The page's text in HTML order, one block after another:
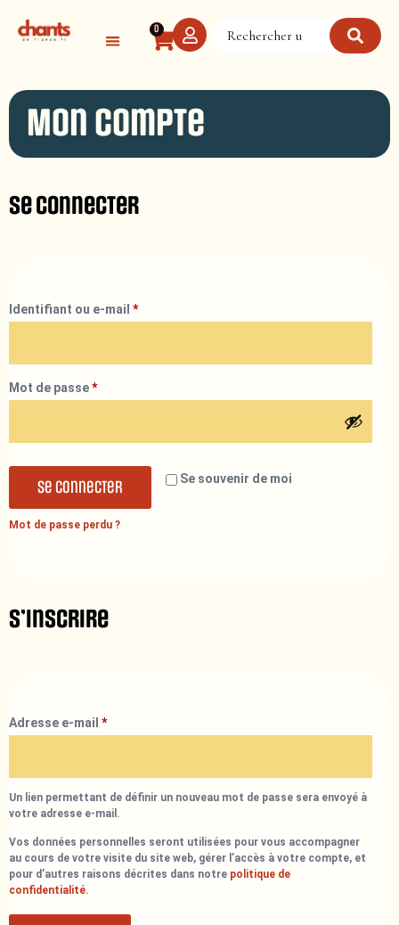
0
Mon compte
Se connecter
Identifiant ou e-mail *
Mot de passe*
Se souvenir de moi
Se connecter
Mot de passe perdu ?
S’inscrire
Adresse e-mail *
Un lien permettant de définir un nouveau mot de passe sera envoyé à
votre adresse e-mail.
Vos données personnelles seront utilisées pour vous accompagner
au cours de votre visite du site web, gérer l’accès à votre compte, et
pour d’autres raisons décrites dans notre politique de
confidentialité.